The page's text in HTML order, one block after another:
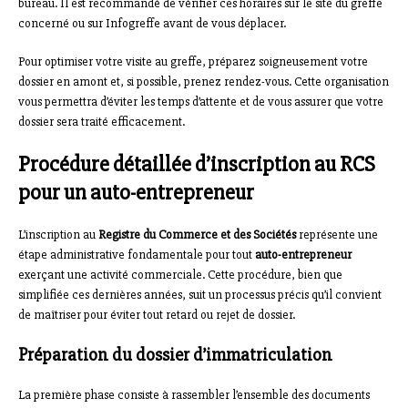
concerné ou sur Infogreffe avant de vous déplacer.
Pour optimiser votre visite au greffe, préparez soigneusement votre
dossier en amont et, si possible, prenez rendez-vous. Cette organisation
vous permettra d’éviter les temps d’attente et de vous assurer que votre
dossier sera traité efficacement.
Procédure détaillée d’inscription au RCS
pour un auto-entrepreneur
L’inscription auRegistre du Commerce et des Sociétésreprésente une
étape administrative fondamentale pour toutauto-entrepreneur
exerçant une activité commerciale. Cette procédure, bien que
simplifiée ces dernières années, suit un processus précis qu’il convient
de maîtriser pour éviter tout retard ou rejet de dossier.
Préparation du dossier d’immatriculation
La première phase consiste à rassembler l’ensemble des documents